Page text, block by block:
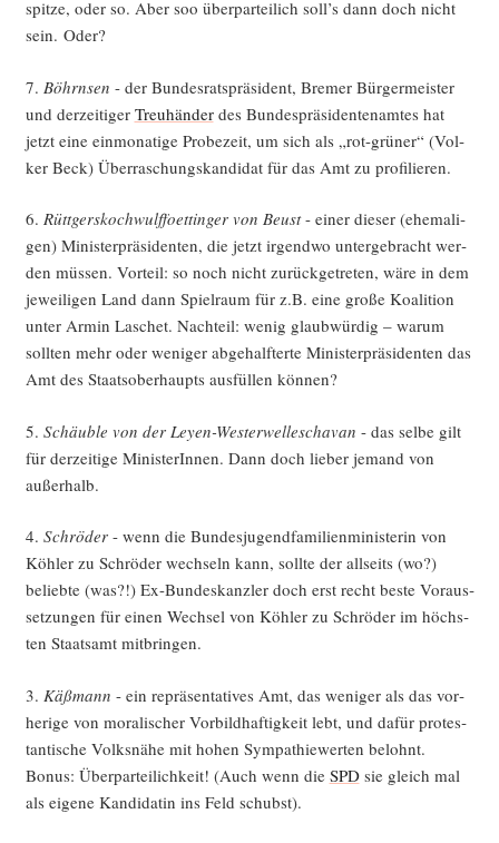
spit­ze, oder so. Aber soo über­par­tei­lich soll’s dann doch nicht
sein. Oder?
7. Böhrn­sen - der Bun­des­rats­prä­si­dent, Bre­mer Bür­ger­meis­ter
und der­zei­ti­ger Treu­hän­derdes Bun­des­prä­si­den­ten­am­tes hat
jetzt eine ein­mo­na­ti­ge Pro­be­zeit, um sich als „rot-grü­ner“ (Vol­
ker Beck) Über­ra­schungs­kan­di­dat für das Amt zu profilieren.
6. Rütt­ger­s­koch­wulffoet­tin­ger von Beust- einer die­ser (ehe­ma­li­
gen) Minis­ter­prä­si­den­ten, die jetzt irgend­wo unter­ge­bracht wer­
den müs­sen. Vor­teil: so noch nicht zurück­ge­tre­ten, wäre in dem
jewei­li­gen Land dann Spiel­raum für z.B. eine gro­ße Koali­ti­on
unter Armin Laschet. Nach­teil: wenig glaub­wür­dig – war­um
soll­ten mehr oder weni­ger abge­half­ter­te Minis­ter­prä­si­den­ten das
Amt des Staats­ober­haupts aus­fül­len können?
5. Schäub­le von der Ley­en-Wes­ter­wel­lescha­van - das sel­be gilt
für der­zei­ti­ge Minis­te­rIn­nen. Dann doch lie­ber jemand von
außerhalb.
4. Schrö­der - wenn die Bun­des­ju­gend­fa­mi­li­en­mi­nis­te­rin von
Köh­ler zu Schrö­der wech­seln kann, soll­te der all­seits (wo?)
belieb­te (was?!) Ex-Bun­des­kanz­ler doch erst recht bes­te Vor­aus­
set­zun­gen für einen Wech­sel von Köh­ler zu Schrö­der im höchs­
ten Staats­amt mitbringen.
3. Käß­mann - ein reprä­sen­ta­ti­ves Amt, das weni­ger als das vor­
he­ri­ge von mora­li­scher Vor­bild­haf­tig­keit lebt, und dafür pro­tes­
tan­ti­sche Volks­nä­he mit hohen Sym­pa­thie­wer­ten belohnt.
Bonus: Über­par­tei­lich­keit! (Auch wenn die SPDsie gleich mal
als eige­ne Kan­di­da­tin ins Feld schubst).